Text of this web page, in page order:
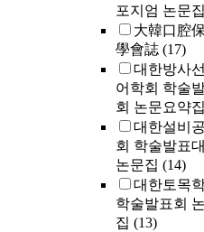
포지엄 논문집
大韓口腔
學會誌 (17)
대한방사
어학회 학술
회 논문요약집
대한설비
회 학술발표
논문집 (14)
대한토목
학술발표회
집 (13)